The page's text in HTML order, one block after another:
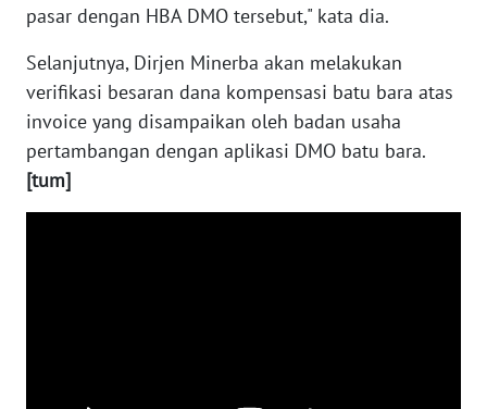
pasar dengan HBA DMO tersebut," kata dia.
Selanjutnya, Dirjen Minerba akan melakukan
verifikasi besaran dana kompensasi batu bara atas
invoice yang disampaikan oleh badan usaha
pertambangan dengan aplikasi DMO batu bara.
[tum]
WN
WN
JATIM
WN